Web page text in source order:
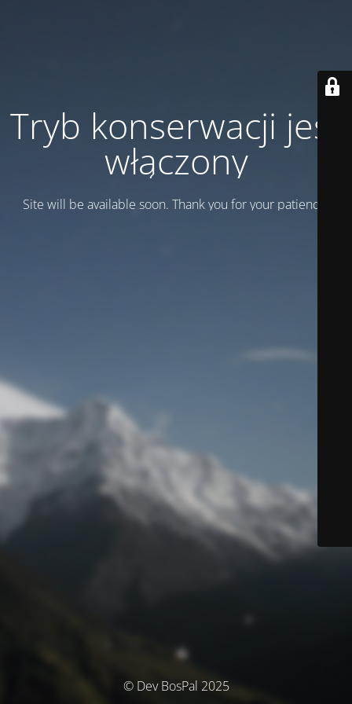
Tryb konserwacji jest
włączony
Site will be available soon. Thank you for your patience!
© Dev BosPal 2025